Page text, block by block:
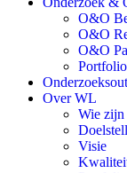
O&O
O&O
O&O
Portfolio
Over WL
Wie zijn
Visie